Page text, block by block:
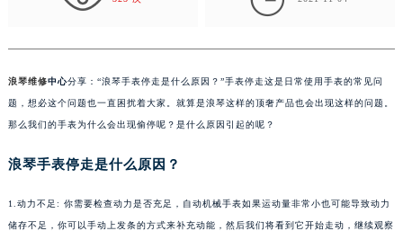
浪琴维修中心分享：“浪琴手表停走是什么原因？”手表停走这是日常使用手表的常见问
题，想必这个问题也一直困扰着大家。就算是浪琴这样的顶奢产品也会出现这样的问题。
那么我们的手表为什么会出现偷停呢？是什么原因引起的呢？
浪琴手表停走是什么原因？
1.动力不足: 你需要检查动力是否充足，自动机械手表如果运动量非常小也可能导致动力
储存不足，你可以手动上发条的方式来补充动能，然后我们将看到它开始走动，继续观察